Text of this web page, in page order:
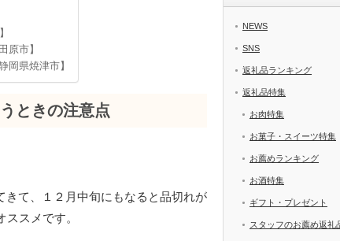
原市】
岡県焼津市】
ときの注意点
て、１２月中旬にもなると品切れが
スメです。
NEWS
SNS
返礼品ランキング
返礼品特集
お肉特集
お菓子・スイーツ特集
お薦めランキング
お酒特集
ギフト・プレゼント
スタッフのお薦め返礼